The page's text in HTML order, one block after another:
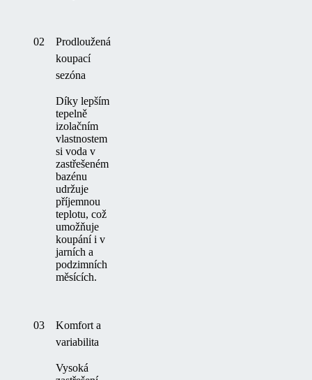
02
Prodloužená
koupací
sezóna
Díky lepším
tepelně
izolačním
vlastnostem
si voda v
zastřešeném
bazénu
udržuje
příjemnou
teplotu, což
umožňuje
koupání i v
jarních a
podzimních
měsících.
03
Komfort a
variabilita
Vysoká